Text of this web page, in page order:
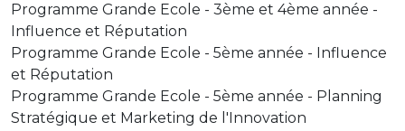
Programme Grande Ecole - 3ème et 4ème année -
Influence et Réputation
Programme Grande Ecole - 5ème année - Influence
et Réputation
Programme Grande Ecole - 5ème année - Planning
Stratégique et Marketing de l'Innovation